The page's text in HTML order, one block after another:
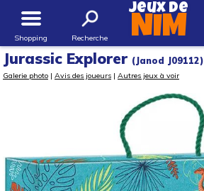
Shopping Recherche
Jeux de
NIM
Jurassic Explorer (Janod J09112)
Galerie photo | Avis des joueurs | Autres jeux à voir